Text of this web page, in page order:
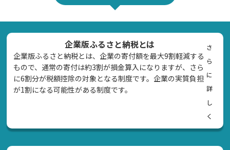
企業版ふるさと納税とは
企業版ふるさと納税とは、企業の寄付額を最大9割軽減する
もので、通常の寄付は約3割が損金算入になりますが、さら
に6割分が税額控除の対象となる制度です。企業の実質負担
が1割になる可能性がある制度です。
さ
ら
に
詳
し
く